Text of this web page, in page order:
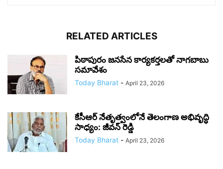
RELATED ARTICLES
పిఠాపురం జనసేన కార్యకర్తలతో నాగబాబు
సమావేశం
Today Bharat - April 23, 2026
కేసీఆర్ నేతృత్వంలోనే తెలంగాణ అభివృద్ధి
సాధ్యం: జీవన్ రెడ్డి
Today Bharat - April 23, 2026